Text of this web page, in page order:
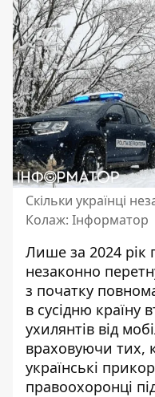
Скільки українці
Колаж: Інформатор
Лише за 2024 рік
незаконно
з початку
в сусідню країну
ухилянтів від
враховуючи тих,
українські
правоохоронці